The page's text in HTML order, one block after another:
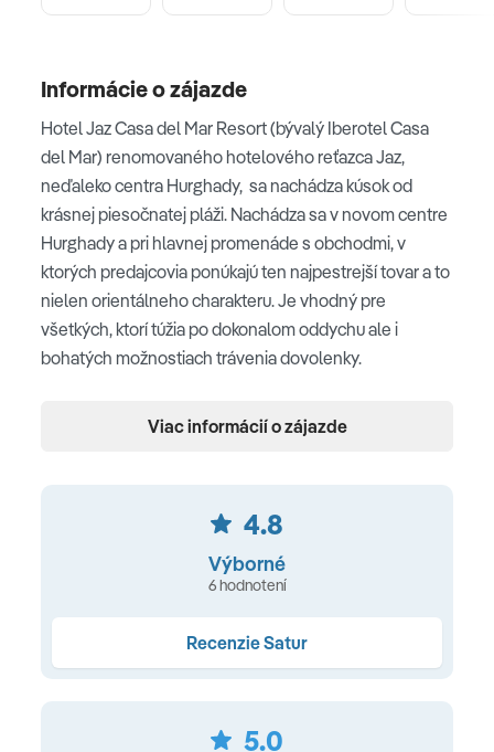
Informácie o zájazde
Hotel Jaz Casa del Mar Resort (bývalý Iberotel Casa
del Mar) renomovaného hotelového reťazca Jaz,
neďaleko centra Hurghady, sa nachádza kúsok od
krásnej piesočnatej pláži. Nachádza sa v novom centre
Hurghady a pri hlavnej promenáde s obchodmi, v
ktorých predajcovia ponúkajú ten najpestrejší tovar a to
nielen orientálneho charakteru. Je vhodný pre
všetkých, ktorí túžia po dokonalom oddychu ale i
bohatých možnostiach trávenia dovolenky.
zdarma • vodné športy a potápačské centrum oboch
častí na pláži hotela Jaz Casa del Mar Beach (za
Viac informácií o zájazde
4.8
Výborné
6 hodnotení
Recenzie Satur
5.0